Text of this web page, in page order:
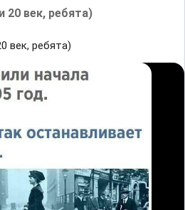
20 век, ребята)
век, ребята)